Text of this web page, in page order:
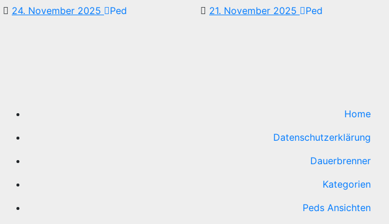
24. November 2025 Ped 21. November 2025 Ped
Home
Datenschutzerklärung
Dauerbrenner
Kategorien
Peds Ansichten